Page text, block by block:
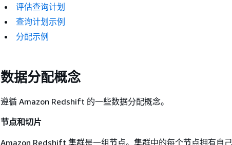
评估查询计划
查询计划示例
分配示例
数据分配概念
遵循 Amazon Redshift 的一些数据分配概念。
节点和切片
Amazon Redshift 集群是一组节点。集群中的每个节点拥有自